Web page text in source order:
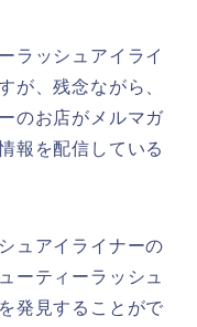
ラッシュアイライ
が、残念ながら、
のお店がメルマガ
報を配信している
ュアイライナーの
ーティーラッシュ
発見することがで